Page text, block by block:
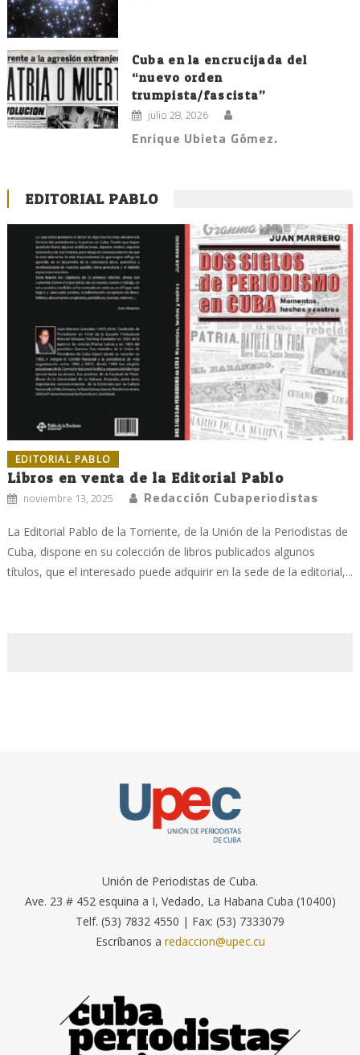
Cuba en la encrucijada del
“nuevo orden
trumpista/fascista”
julio 28, 2026
Enrique Ubieta Gómez.
EDITORIAL PABLO
EDITORIAL PABLO
Libros en venta de la Editorial Pablo
noviembre 13, 2025 Redacción Cubaperiodistas
La Editorial Pablo de la Torriente, de la Unión de la Periodistas de
Cuba, dispone en su colección de libros publicados algunos
títulos, que el interesado puede adquirir en la sede de la editorial,...
Unión de Periodistas de Cuba.
Ave. 23 # 452 esquina a I, Vedado, La Habana Cuba (10400)
Telf. (53) 7832 4550 | Fax: (53) 7333079
Escríbanos a redaccion@upec.cu